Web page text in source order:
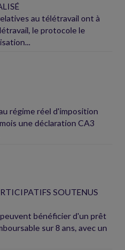
au télétravail ont à
le protocole le
régime réel d'imposition
une déclaration CA3
SOUTENUS
bénéficier d'un prêt
sur 8 ans, avec un